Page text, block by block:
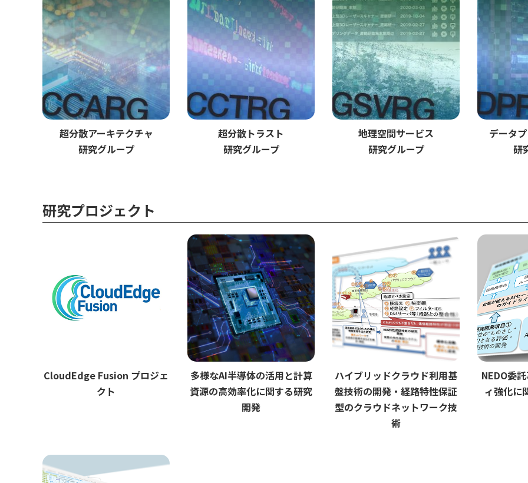
超分散アーキテクチャ
研究グループ
超分散トラスト
研究グループ
地理空間サービス
研究グループ
データ
研
研究プロジェクト
CloudEdge Fusion プロジェ
クト
多様なAI半導体の活用と計算
資源の高効率化に関する研究
開発
ハイブリッドクラウド利用基
盤技術の開発・経路特性保証
型のクラウドネットワーク技
術
NEDO委
ィ強化に